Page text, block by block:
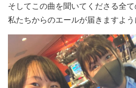
そしてこの曲を聞いてくださる全て
私たちからのエールが届きますよう